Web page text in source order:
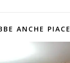
ANCHE